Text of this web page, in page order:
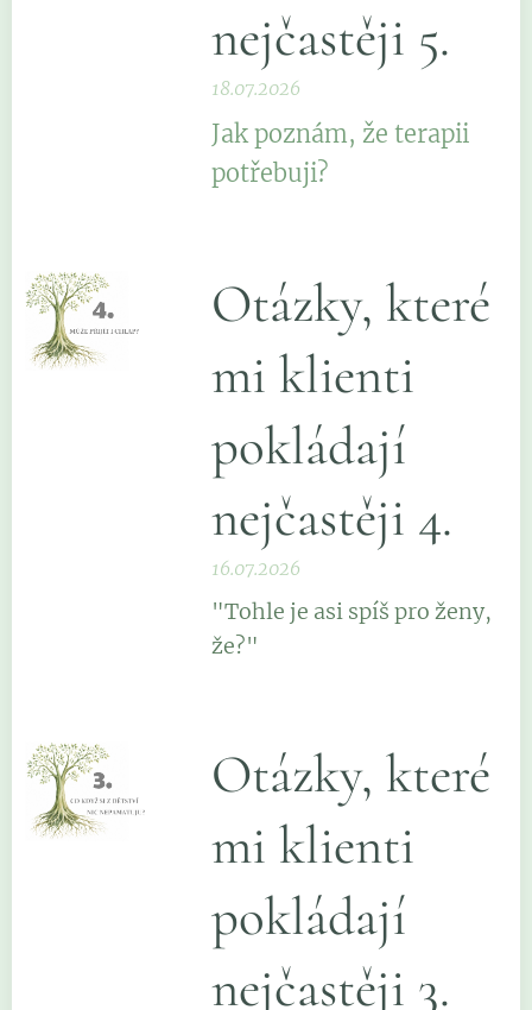
nejčastěji 5.
18.07.2026
Jak poznám, že terapii
potřebuji?
Otázky, které
mi klienti
pokládají
nejčastěji 4.
16.07.2026
"Tohle je asi spíš pro ženy,
že?"
Otázky, které
mi klienti
pokládají
nejčastěji 3.